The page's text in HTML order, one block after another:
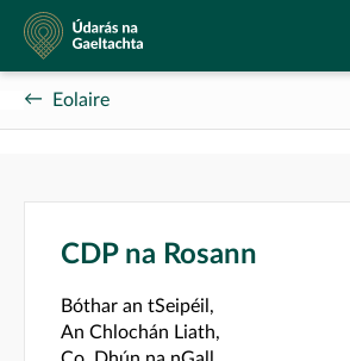
Údarás
na
Gaeltachta
Eolaire
CDP na Rosann
Bóthar an tSeipéil,
An Chlochán Liath,